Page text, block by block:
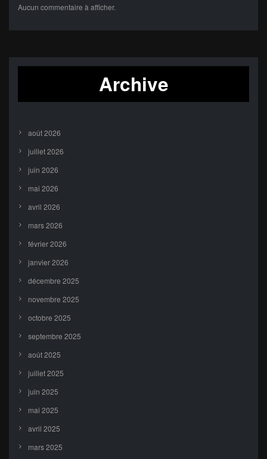
Aucun commentaire à afficher.
Archive
août 2026
juillet 2026
juin 2026
mai 2026
avril 2026
mars 2026
février 2026
janvier 2026
décembre 2025
novembre 2025
octobre 2025
septembre 2025
août 2025
juillet 2025
juin 2025
mai 2025
avril 2025
mars 2025